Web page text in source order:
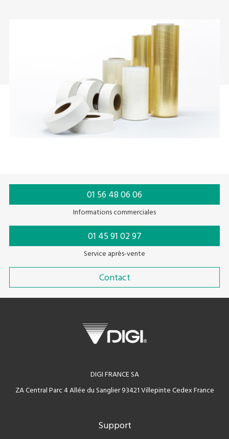
01 56 48 06 06
Informations commerciales
01 45 91 02 97
Service après-vente
Contact
DIGI FRANCE SA
ZA Central Parc 4 Allée du Sanglier 93421 Villepinte Cedex France
Support